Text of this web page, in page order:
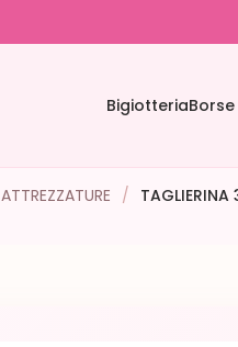
Bigiotteria
ATTREZZATURE /